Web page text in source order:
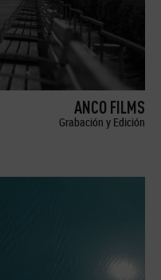
ANCO FILMS
Grabación y Edición